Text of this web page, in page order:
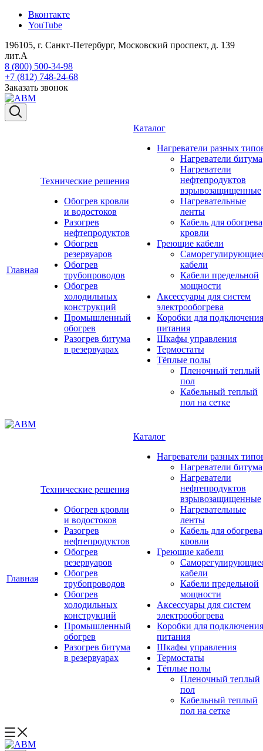
Вконтакте
YouTube
196105, г. Санкт-Петербург, Московский проспект, д. 139
лит.А
8 (800) 500-34-98
+7 (812) 748-24-68
Заказать звонок
Главная
Технические решения
Обогрев кровли
и водостоков
Разогрев
нефтепродуктов
Обогрев
резервуаров
Обогрев
трубопроводов
Обогрев
холодильных
конструкций
Промышленный
обогрев
Разогрев битума
в резервуарах
Каталог
Нагреватели разных
Нагреватели битума
Нагреватели
нефтепродуктов
взрывозащищенные
Нагревательные
ленты
Кабель для обогрева
кровли
Греющие кабели
кабели
Кабели предельной
мощности
Аксессуары для систем
электрообогрева
Коробки для подключения
питания
Шкафы управления
Термостаты
Тёплые полы
Пленочный теплый
пол
Кабельный теплый
пол на сетке
Главная
Технические решения
Обогрев кровли
и водостоков
Разогрев
нефтепродуктов
Обогрев
резервуаров
Обогрев
трубопроводов
Обогрев
холодильных
конструкций
Промышленный
обогрев
Разогрев битума
в резервуарах
Каталог
Нагреватели разных
Нагреватели битума
Нагреватели
нефтепродуктов
взрывозащищенные
Нагревательные
ленты
Кабель для обогрева
кровли
Греющие кабели
кабели
Кабели предельной
мощности
Аксессуары для систем
электрообогрева
Коробки для подключения
питания
Шкафы управления
Термостаты
Тёплые полы
Пленочный теплый
пол
Кабельный теплый
пол на сетке